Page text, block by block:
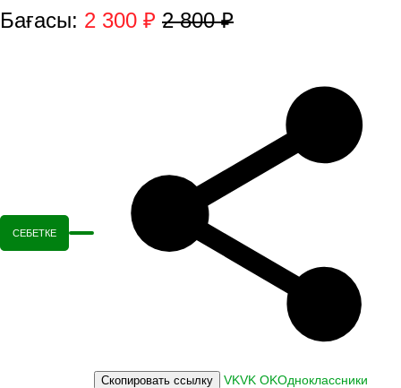
Бағасы: 2 300 ₽ 2 800 ₽
СЕБЕТКЕ
Скопировать ссылку VKVK OKОдноклассники